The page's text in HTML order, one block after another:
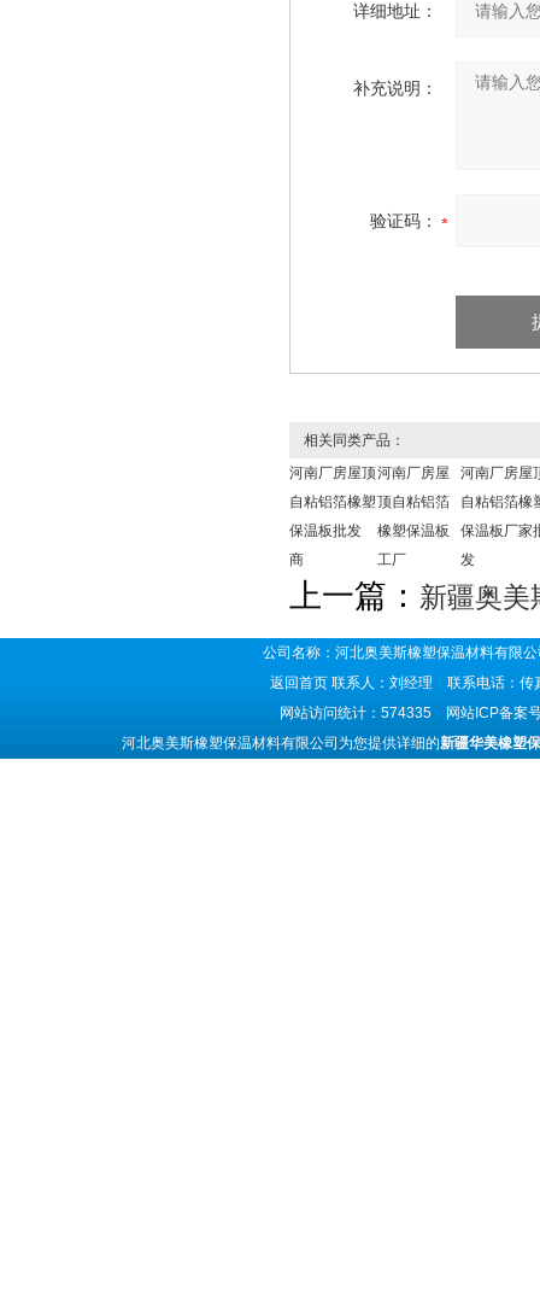
详细地址：
补充说明：
验证码：
相关同类产品：
河南厂房屋顶
自粘铝箔橡塑
保温板批发
商
河南厂房屋
顶自粘铝箔
橡塑保温板
工厂
河南厂房屋
自粘铝箔橡
保温板厂家
发
上一篇： 新疆奥美
公司名称：河北奥美斯橡塑保温材料有
返回首页 联系人：刘经理 联系电话：
网站访问统计：574335 网站ICP备案
河北奥美斯橡塑保温材料有限公司为您提供详细的新疆华美橡塑